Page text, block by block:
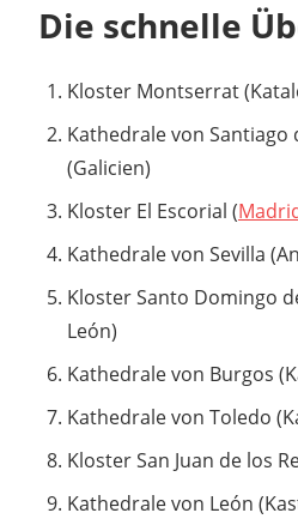
Die schnelle
Kloster Montserrat
Kathedrale von Santiago
(Galicien)
Kloster El Escorial (
Kathedrale von Sevilla
Kloster Santo Domingo
León)
Kathedrale von Burgos
Kathedrale von Toledo
Kloster San Juan de los
Kathedrale von León